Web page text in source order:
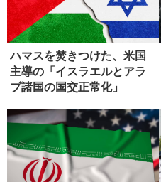
ハマスを焚きつけた、米国
主導の「イスラエルとアラ
ブ諸国の国交正常化」